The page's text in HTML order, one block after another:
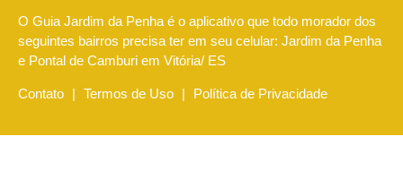
O Guia Jardim da Penha é o aplicativo que todo morador dos
seguintes bairros precisa ter em seu celular: Jardim da Penha
e Pontal de Camburi em Vitória/ ES
Contato | Termos de Uso | Política de Privacidade